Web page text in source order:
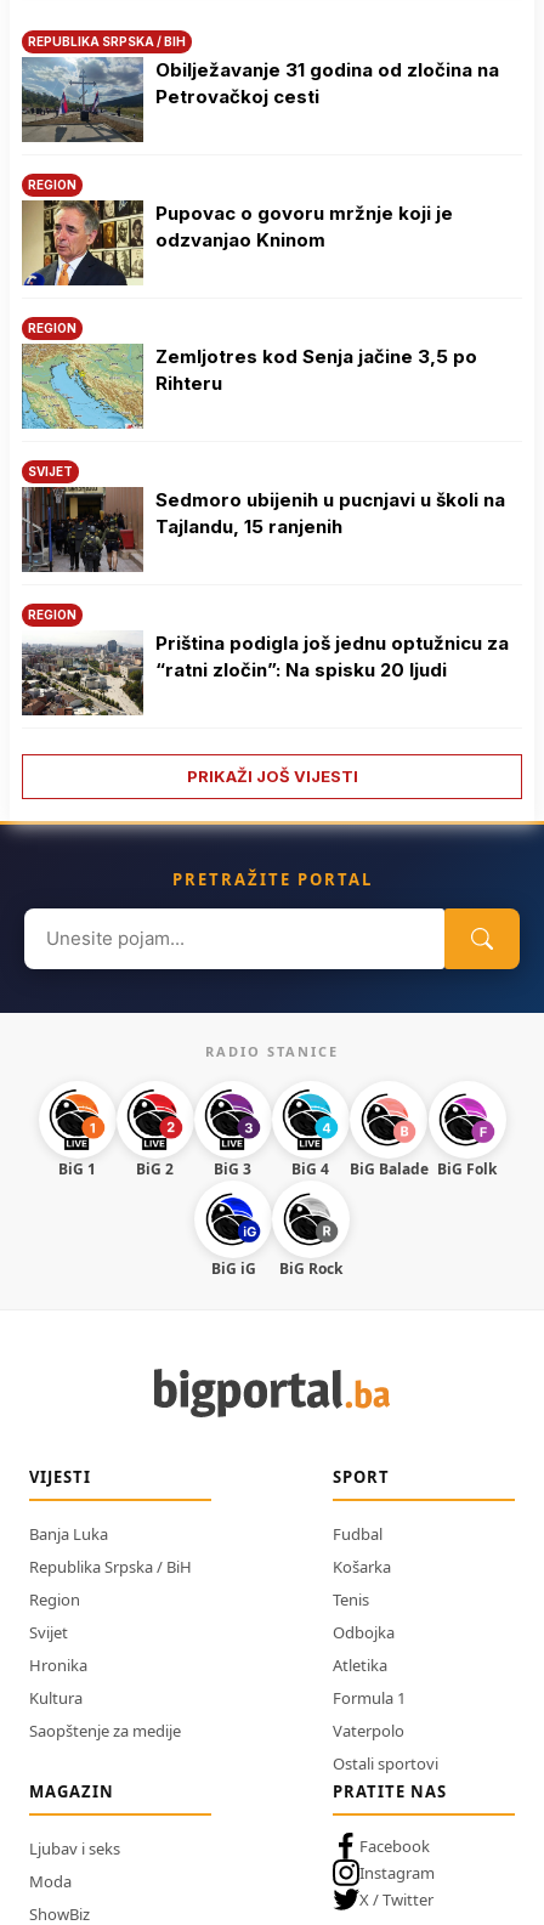
REPUBLIKA SRPSKA / BIH
Obilježavanje 31 godina od zločina na
Petrovačkoj cesti
REGION
Pupovac o govoru mržnje koji je
odzvanjao Kninom
REGION
Zemljotres kod Senja jačine 3,5 po
Rihteru
SVIJET
Sedmoro ubijenih u pucnjavi u školi na
Tajlandu, 15 ranjenih
REGION
Priština podigla još jednu optužnicu za
“ratni zločin”: Na spisku 20 ljudi
PRIKAŽI JOŠ VIJESTI
PRETRAŽITE PORTAL
Search
for:
RADIO STANICE
BiG 1 BiG 2 BiG 3 BiG 4 BiG Balade BiG Folk
BiG iG BiG Rock
VIJESTI
Banja Luka
Republika Srpska / BiH
Region
Svijet
Hronika
Kultura
Saopštenje za medije
SPORT
Fudbal
Košarka
Tenis
Odbojka
Atletika
Formula 1
Vaterpolo
Ostali sportovi
MAGAZIN
Ljubav i seks
Moda
ShowBiz
PRATITE NAS
Facebook
Instagram
X / Twitter